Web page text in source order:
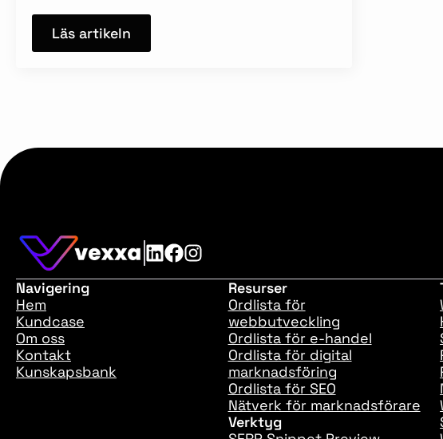
Läs artikeln
Navigering
Hem
Kundcase
Om oss
Kontakt
Kunskapsbank
Resurser
Ordlista för
webbutveckling
Ordlista för e-handel
Ordlista för digital
marknadsföring
Ordlista för SEO
Nätverk för marknadsförare
Verktyg